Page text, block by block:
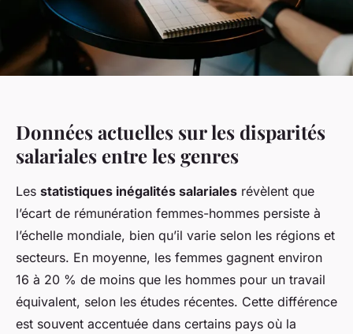
Données actuelles sur les disparités
salariales entre les genres
Les statistiques inégalités salariales révèlent que
l’écart de rémunération femmes-hommes persiste à
l’échelle mondiale, bien qu’il varie selon les régions et
secteurs. En moyenne, les femmes gagnent environ
16 à 20 % de moins que les hommes pour un travail
équivalent, selon les études récentes. Cette différence
est souvent accentuée dans certains pays où la